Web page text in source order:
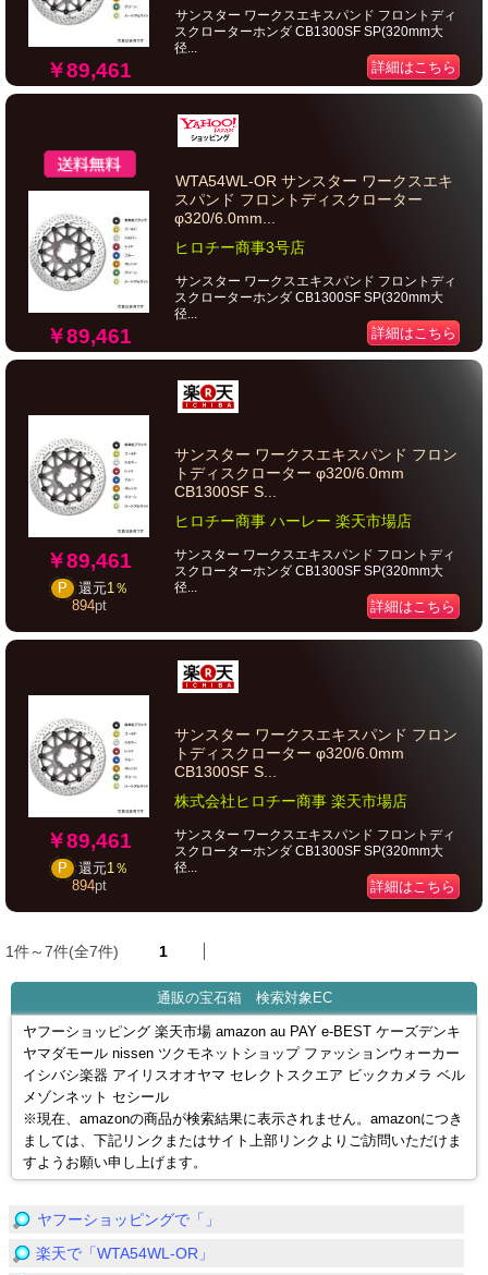
￥89,461
サンスター ワークスエキスパンド フロントディ
スクローターホンダ CB1300SF SP(320mm大
径...
詳細はこちら
￥89,461
WTA54WL-OR サンスター ワークスエキ
スパンド フロントディスクローター
φ320/6.0mm...
ヒロチー商事3号店
サンスター ワークスエキスパンド フロントディ
スクローターホンダ CB1300SF SP(320mm大
径...
詳細はこちら
￥89,461
P 還元1％
894pt
サンスター ワークスエキスパンド フロン
トディスクローター φ320/6.0mm
CB1300SF S...
ヒロチー商事 ハーレー 楽天市場店
サンスター ワークスエキスパンド フロントディ
スクローターホンダ CB1300SF SP(320mm大
径...
詳細はこちら
￥89,461
P 還元1％
894pt
サンスター ワークスエキスパンド フロン
トディスクローター φ320/6.0mm
CB1300SF S...
株式会社ヒロチー商事 楽天市場店
サンスター ワークスエキスパンド フロントディ
スクローターホンダ CB1300SF SP(320mm大
径...
詳細はこちら
1件～7件(全7件) 1
通販の宝石箱 検索対象EC
ヤフーショッピング 楽天市場 amazon au PAY e-BEST ケーズデンキ
ヤマダモール nissen ツクモネットショップ ファッションウォーカー
イシバシ楽器 アイリスオオヤマ セレクトスクエア ビックカメラ ベル
メゾンネット セシール
※現在、amazonの商品が検索結果に表示されません。amazonにつき
ましては、下記リンクまたはサイト上部リンクよりご訪問いただけま
すようお願い申し上げます。
ヤフーショッピングで「」
楽天で「WTA54WL-OR」